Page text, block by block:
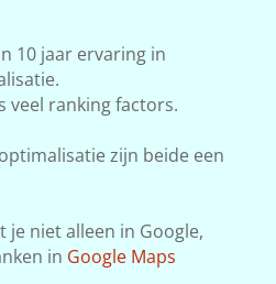
10 jaar ervaring in
veel ranking factors.
zijn beide een
je niet alleen in Google,
in Google Maps